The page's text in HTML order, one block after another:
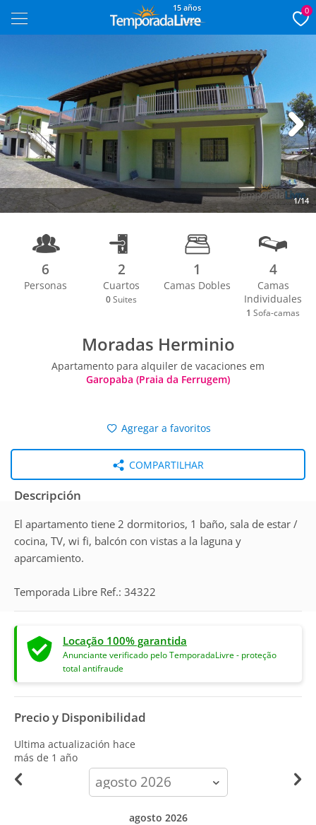
15 años 0
1/14
Next
6
Personas
2
Cuartos
0 Suites
1
Camas Dobles
4
Camas
Individuales
1 Sofa-camas
Moradas Herminio
Apartamento para alquiler de vacaciones em
Garopaba (Praia da Ferrugem)
Agregar a favoritos
COMPARTILHAR
Descripción
El apartamento tiene 2 dormitorios, 1 baño, sala de estar /
cocina, TV, wi fi, balcón con vistas a la laguna y
aparcamiento.
Temporada Libre Ref.: 34322
Locação 100% garantida
Anunciante verificado pelo TemporadaLivre - proteção
total antifraude
Precio y Disponibilidad
Ultima actualización hace
más de 1 año
calendar-
month
agosto 2026